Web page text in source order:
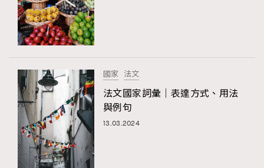
國家 法文
法文國家詞彙｜表達方式、用法
與例句
13.03.2024